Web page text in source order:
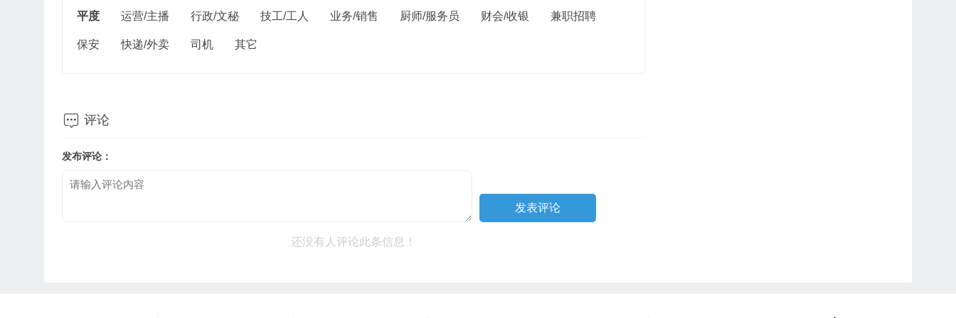
平度 运营/主播 行政/文秘 技工/工人 业务/销售 厨师/服务员 财会/收银 兼职招聘
保安 快递/外卖 司机 其它
 评论
发布评论：
还没有人评论此条信息！